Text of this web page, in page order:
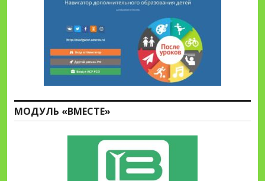
МОДУЛЬ «ВМЕСТЕ»